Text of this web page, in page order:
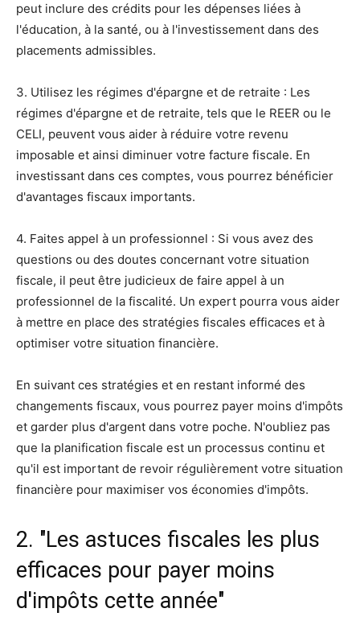
peut inclure des crédits pour les dépenses liées à
l'éducation, à la santé, ou à l'investissement dans des
placements admissibles.
3. Utilisez les régimes d'épargne et de retraite : Les
régimes d'épargne et de retraite, tels que le REER ou le
CELI, peuvent vous aider à réduire votre revenu
imposable et ainsi diminuer votre facture fiscale. En
investissant dans ces comptes, vous pourrez bénéficier
d'avantages fiscaux importants.
4. Faites appel à un professionnel : Si vous avez des
questions ou des doutes concernant votre situation
fiscale, il peut être judicieux de faire appel à un
professionnel de la fiscalité. Un expert pourra vous aider
à mettre en place des stratégies fiscales efficaces et à
optimiser votre situation financière.
En suivant ces stratégies et en restant informé des
changements fiscaux, vous pourrez payer moins d'impôts
et garder plus d'argent dans votre poche. N'oubliez pas
que la planification fiscale est un processus continu et
qu'il est important de revoir régulièrement votre situation
financière pour maximiser vos économies d'impôts.
2. "Les astuces fiscales les plus
efficaces pour payer moins
d'impôts cette année"